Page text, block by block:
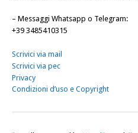
– Messaggi Whatsapp o Telegram:
+39 3485410315
Scrivici via mail
Scrivici via pec
Privacy
Condizioni d’uso e Copyright